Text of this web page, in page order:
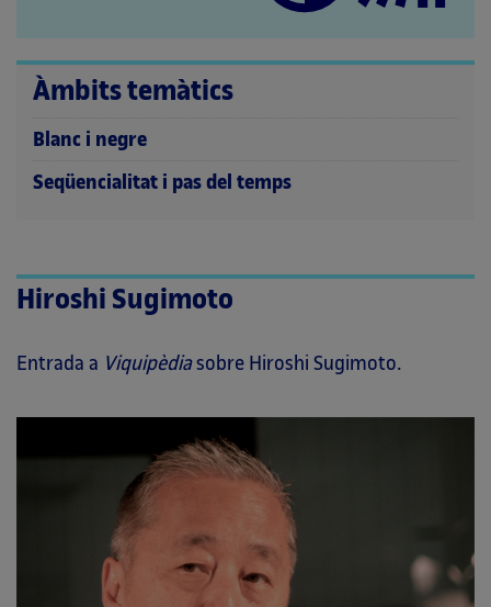
Àmbits temàtics
Blanc i negre
Seqüencialitat i pas del temps
Hiroshi Sugimoto
Entrada a Viquipèdiasobre Hiroshi Sugimoto.